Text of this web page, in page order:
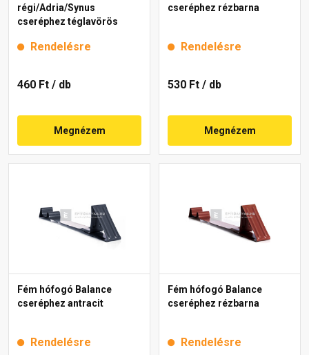
régi/Adria/Synus
cseréphez téglavörös
Rendelésre
460 Ft / db
Megnézem
cseréphez rézbarna
Rendelésre
530 Ft / db
Megnézem
Fém hófogó Balance
cseréphez antracit
Rendelésre
Fém hófogó Balance
cseréphez rézbarna
Rendelésre